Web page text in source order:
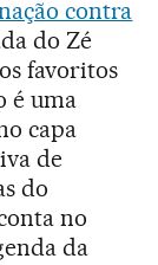
contra
do Zé
favoritos
é uma
capa
de
do
no
da